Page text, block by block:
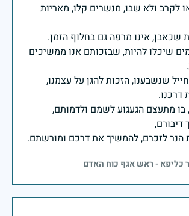
לקרב ולא שבו, מנשרים קלו, מאריות
שיכלו להיות, שבזכותם אנו ממשיכים
שנשבענו, הזכות להגן על עצמנו,
בו מתעצם הגעגוע לשמם ולדמותם,
הנר לזכרם, להמשיך את דרכם ומורשתם.
כליפא - ראש אגף כוח האדם